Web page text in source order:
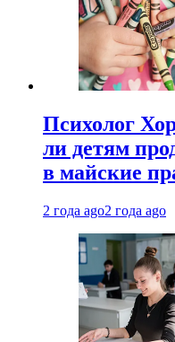
Психолог
ли детям
в майские
2 года ago2 года ago